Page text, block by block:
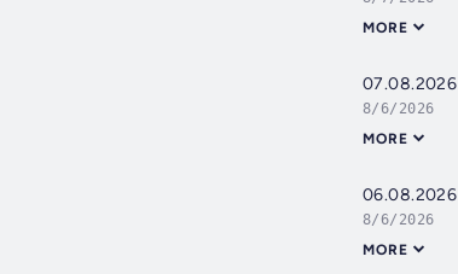
MORE
07.08.2026
8/6/2026
MORE
06.08.2026
8/6/2026
MORE